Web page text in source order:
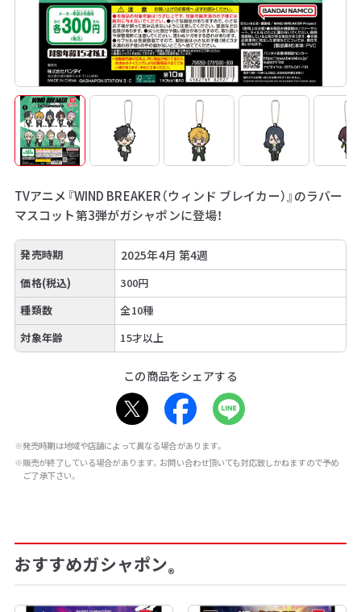
TVアニメ『WIND BREAKER（ウィンド ブレイカー）』のラバー
マスコット第3弾がガシャポンに登場！
発売時期 2025年4月 第4週
価格(税込)
300円
種類数
全10種
対象年齢
15才以上
この商品をシェアする
※発売時期は地域や店舗によって異なる場合があります。
※販売が終了している場合があります。お問い合わせ頂いても対応致しかねますので予め
ご了承下さい。
おすすめガシャポン®